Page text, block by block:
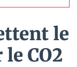
le
CO2